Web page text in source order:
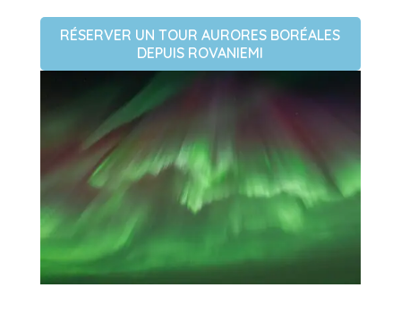
RÉSERVER UN TOUR AURORES BORÉALES
DEPUIS ROVANIEMI